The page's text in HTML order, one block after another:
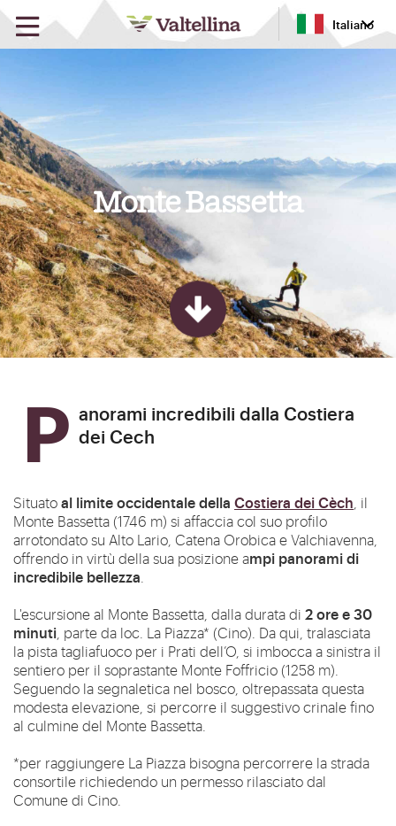
Italiano
Monte Bassetta
Panorami incredibili dalla Costiera dei Cech
Situatoal limite occidentale della Costiera dei Cèch , il
Monte Bassetta (1746 m) si affaccia col suo profilo
arrotondato su Alto Lario, Catena Orobica e Valchiavenna,
offrendo in virtù della sua posizione ampi panorami di
incredibile bellezza
L'escursione al Monte Bassetta, dalla durata di 2 ore e 30
minuti , parte da loc. La Piazza* (Cino). Da qui, tralasciata
la pista tagliafuoco per i Prati dell’O, si imbocca a sinistra il
sentiero per il soprastante Monte Foffricio (1258 m).
Seguendo la segnaletica nel bosco, oltrepassata questa
modesta elevazione, si percorre il suggestivo crinale fino
al culmine del Monte Bassetta.
*per raggiungere La Piazza bisogna percorrere la strada
consortile richiedendo un permesso rilasciato dal
Comune di Cino.